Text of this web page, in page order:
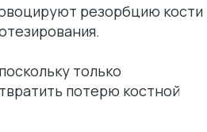
резорбцию кости
только
потерю костной